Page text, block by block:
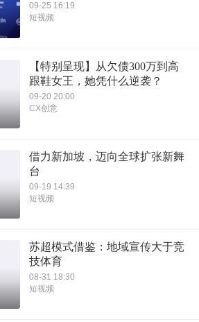
09-25 16:19
短视频
【特别呈现】从欠债300万到高
跟鞋女王，她凭什么逆袭？
09-20 20:00
CX创意
借力新加坡，迈向全球扩张新舞
台
09-19 14:39
短视频
苏超模式借鉴：地域宣传大于竞
技体育
08-31 18:30
短视频